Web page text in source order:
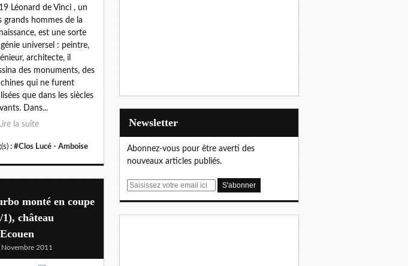
Léonard de Vinci , un
grands hommes de la
est une sorte
universel : peintre,
architecte, il
des monuments, des
qui ne furent
que dans les siècles
Dans...
la suite
: #Clos Lucé - Amboise
monté en coupe
1), château
2011
Newsletter
Abonnez-vous pour être averti des
nouveaux articles publiés.
E